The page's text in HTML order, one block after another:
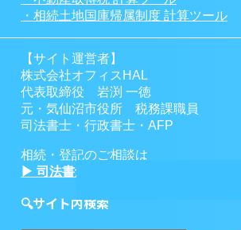
・相続土地国庫帰属制度 計算ツール
【サイト運営者】
株式会社オフィスHAL
代表取締役 岩渕 一徳
元・気仙沼市役所 税務課職員
司法書士・行政書士・AFP
相続・登記のご相談は
▶ 司法書士・行政書士 気仙沼岩渕法
🔍サイト内検索